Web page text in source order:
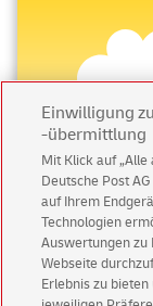
Immer
Einwilligung
-übermittlung
Mit Klick auf „Alle
Deutsche Post
auf Ihrem
Technologien
Auswertungen zu
Webseite
Erlebnis zu